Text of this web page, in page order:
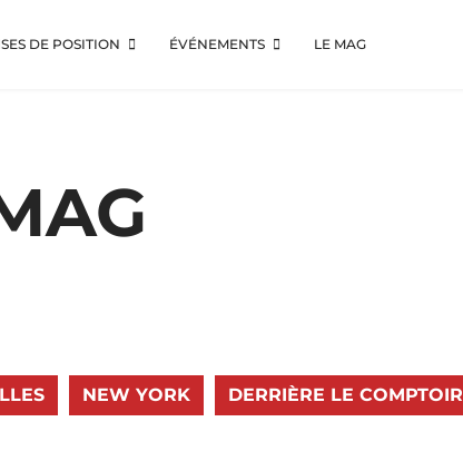
DE POSITION ÉVÉNEMENTS LE MAG
NEW YORK DERRIÈRE LE COMPTOIR